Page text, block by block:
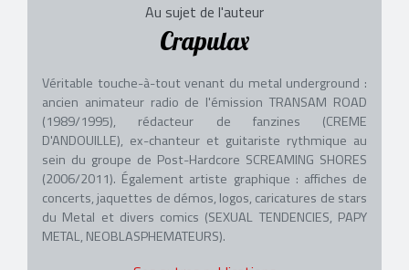
Au sujet de l'auteur
Crapulax
Véritable touche-à-tout venant du metal underground :
ancien animateur radio de l'émission TRANSAM ROAD
(1989/1995), rédacteur de fanzines (CREME
D'ANDOUILLE), ex-chanteur et guitariste rythmique au
sein du groupe de Post-Hardcore SCREAMING SHORES
(2006/2011). Également artiste graphique : affiches de
concerts, jaquettes de démos, logos, caricatures de stars
du Metal et divers comics (SEXUAL TENDENCIES, PAPY
METAL, NEOBLASPHEMATEURS).